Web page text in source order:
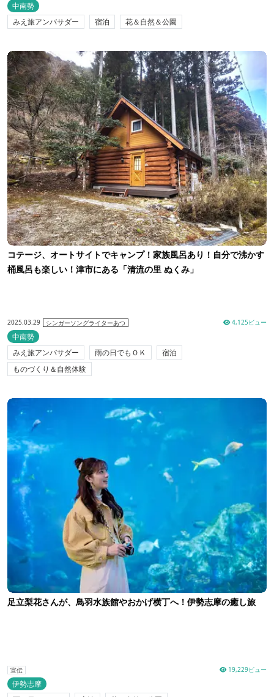
中南勢
みえ旅アンバサダー
宿泊 花＆自然＆公園
コテージ、オートサイトでキャンプ！家族風呂あり！自分で沸かす
桶風呂も楽しい！津市にある「清流の里 ぬくみ」
2025.03.29 シンガーソングライターあつ 4,125ビュー
中南勢
みえ旅アンバサダー
雨の日でもＯＫ
宿泊
ものづくり＆自然体験
足立梨花さんが、鳥羽水族館やおかげ横丁へ！伊勢志摩の癒し旅
宣伝 19,229ビュー
伊勢志摩